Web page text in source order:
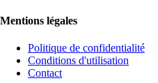
Mentions légales
Politique de confidentialité
Conditions d'utilisation
Contact